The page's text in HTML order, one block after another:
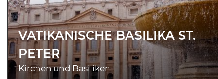
VATIKANISCHE BASILIKA ST.
PETER
Kirchen und Basiliken